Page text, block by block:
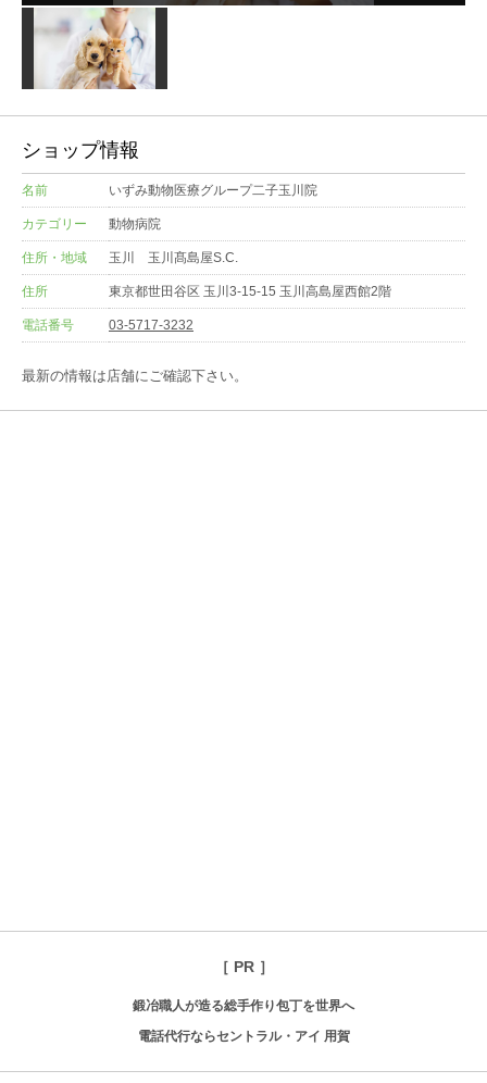
ショップ情報
名前 いずみ動物医療グループ二子玉川院
カテゴリー 動物病院
住所・地域 玉川 玉川髙島屋S.C.
住所 東京都世田谷区 玉川3-15-15 玉川高島屋西館2階
電話番号 03-5717-3232
最新の情報は店舗にご確認下さい。
［ PR ］
鍛冶職人が造る総手作り包丁を世界へ
電話代行ならセントラル・アイ 用賀